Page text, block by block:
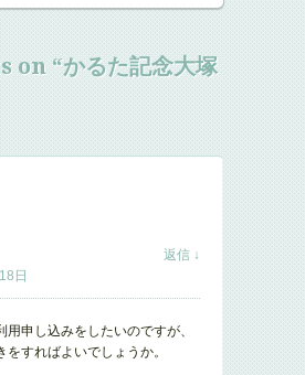
on “かるた記念大塚
日
返信 ↓
用申し込みをしたいのですが、
をすればよいでしょうか。